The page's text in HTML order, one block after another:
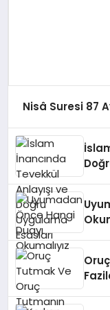
Nisâ Suresi 87